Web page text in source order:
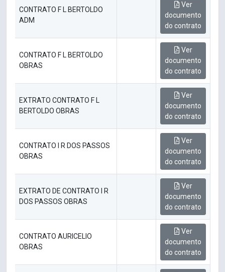
CONTRATO F L BERTOLDO
ADM
Ver
documento
do contrato
CONTRATO F L BERTOLDO
OBRAS
Ver
documento
do contrato
EXTRATO CONTRATO F L
BERTOLDO OBRAS
Ver
documento
do contrato
CONTRATO I R DOS PASSOS
OBRAS
Ver
documento
do contrato
EXTRATO DE CONTRATO I R
DOS PASSOS OBRAS
Ver
documento
do contrato
CONTRATO AURICELIO
OBRAS
Ver
documento
do contrato